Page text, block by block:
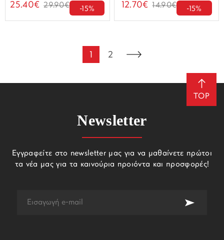
25.40€ 29.90€ -15% 12.70€ 14.90€ -15%
1 2
TOP
Newsletter
Εγγραφείτε στο newsletter μας για να μαθαίνετε πρώτοι
τα νέα μας για τα καινούρια προιόντα και προσφορές!